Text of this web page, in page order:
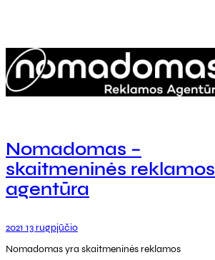
Nomadomas –
skaitmeninės reklamos
agentūra
2021 13 rugpjūčio
Nomadomas yra skaitmeninės reklamos